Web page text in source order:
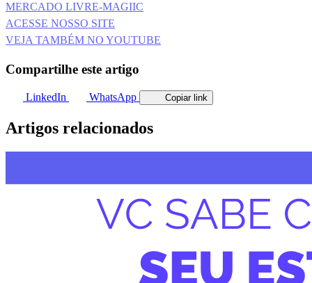
MERCADO LIVRE-MAGIIC
ACESSE NOSSO SITE
VEJA TAMBÉM NO YOUTUBE
Compartilhe este artigo
LinkedIn WhatsApp Copiar link
Artigos relacionados